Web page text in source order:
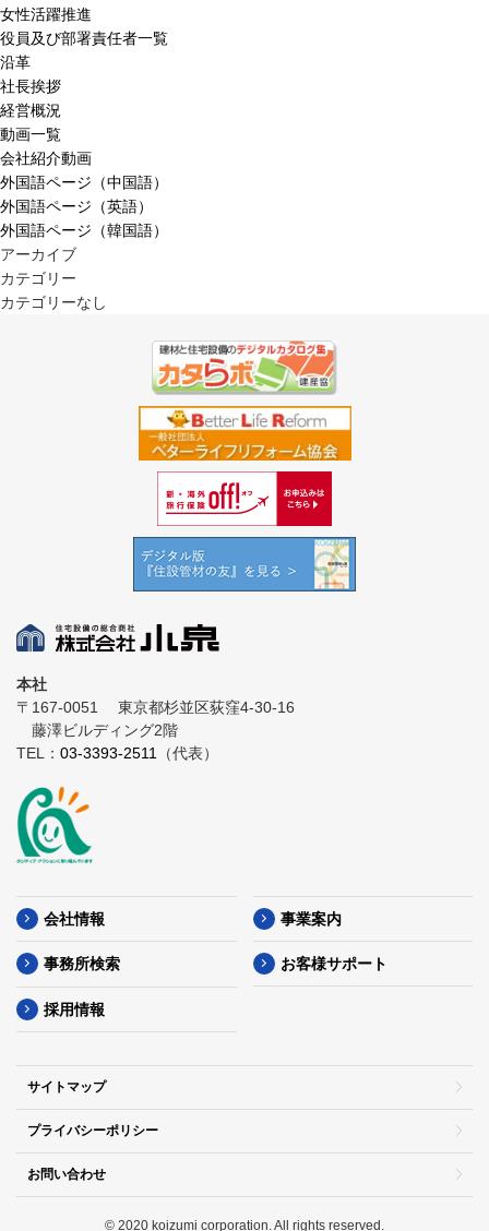
女性活躍推進
役員及び部署責任者一覧
沿革
社長挨拶
経営概況
動画一覧
会社紹介動画
外国語ページ（中国語）
外国語ページ（英語）
外国語ページ（韓国語）
アーカイブ
カテゴリー
カテゴリーなし
本社
〒167-0051
東京都杉並区荻窪4-30-16
藤澤ビルディング2階
TEL： 03-3393-2511 （代表）
会社情報 事業案内
事務所検索 お客様サポート
採用情報
サイトマップ
プライバシーポリシー
お問い合わせ
© 2020 koizumi corporation. All rights reserved.